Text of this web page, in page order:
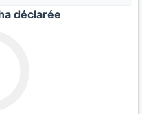
déclarée